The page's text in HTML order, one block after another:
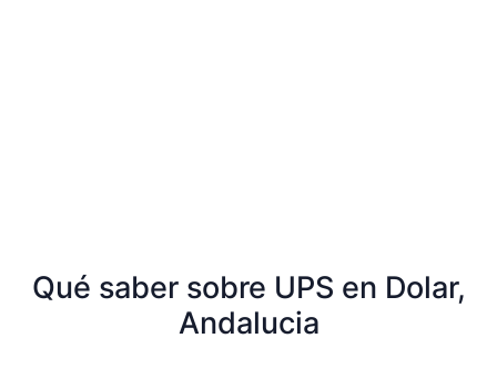
Qué saber sobre UPS en Dolar,
Andalucia